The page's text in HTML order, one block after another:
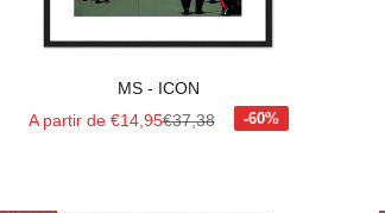
MS - ICON
Prix de vente
A partir de €14,95Prix normal
€37,38